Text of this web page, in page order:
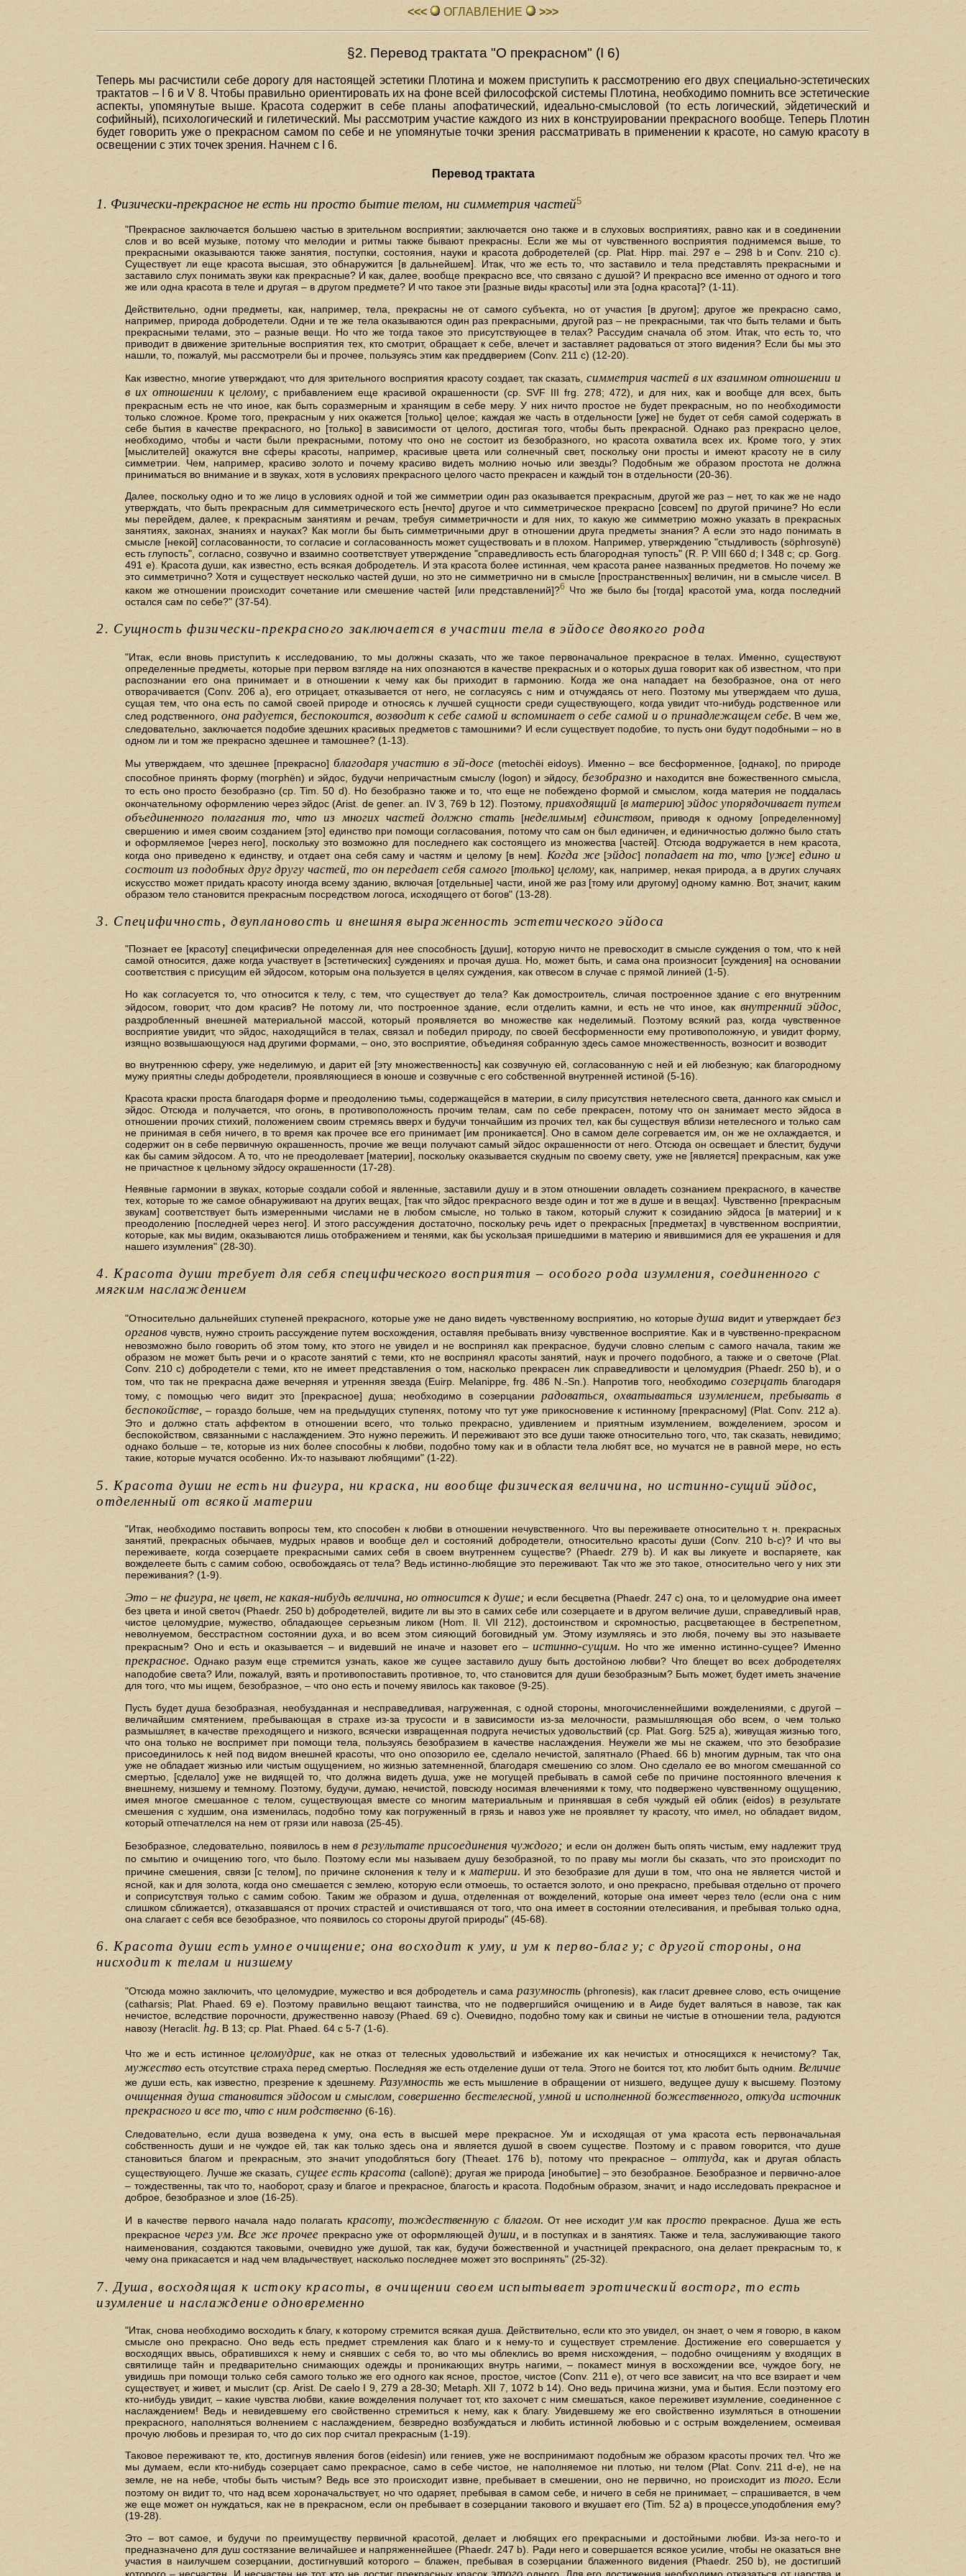
<<< ОГЛАВЛЕHИЕ >>>
§2. Перевод трактата "О прекрасном" (I 6)
Теперь мы расчистили себе дорогу для настоящей эстетики Плотина и можем приступить к рассмотрению его двух специально-эстетических
трактатов – I 6 и V 8. Чтобы правильно ориентировать их на фоне всей философской системы Плотина, необходимо помнить все эстетические
аспекты, упомянутые выше. Красота содержит в себе планы апофатический, идеально-смысловой (то есть логический, эйдетический и
софийный), психологический и гилетический. Мы рассмотрим участие каждого из них в конструировании прекрасного вообще. Теперь Плотин
будет говорить уже о прекрасном самом по себе и не упомянутые точки зрения рассматривать в применении к красоте, но самую красоту в
освещении с этих точек зрения. Начнем с I 6.
Перевод трактата
1. Физически-прекрасное не есть ни просто бытие телом, ни симметрия частей5
"Прекрасное заключается большею частью в зрительном восприятии; заключается оно также и в слуховых восприятиях, равно как и в соединении
слов и во всей музыке, потому что мелодии и ритмы также бывают прекрасны. Если же мы от чувственного восприятия поднимемся выше, то
прекрасными оказываются также занятия, поступки, состояния, науки и красота добродетелей (ср. Plat. Hipp. mai. 297 е – 298 b и Conv. 210 с).
Существует ли еще красота высшая, это обнаружится [в дальнейшем]. Итак, что же есть то, что заставило и тела представлять прекрасными и
заставило слух понимать звуки как прекрасные? И как, далее, вообще прекрасно все, что связано с душой? И прекрасно все именно от одного и того
же или одна красота в теле и другая – в другом предмете? И что такое эти [разные виды красоты] или эта [одна красота]? (1-11).
Действительно, одни предметы, как, например, тела, прекрасны не от самого субъекта, но от участия [в другом]; другое же прекрасно само,
например, природа добродетели. Одни и те же тела оказываются один раз прекрасными, другой раз – не прекрасными, так что быть телами и быть
прекрасными телами, это – разные вещи. Но что же тогда такое это присутствующее в телах? Рассудим сначала об этом. Итак, что есть то, что
приводит в движение зрительные восприятия тех, кто смотрит, обращает к себе, влечет и заставляет радоваться от этого видения? Если бы мы это
нашли, то, пожалуй, мы рассмотрели бы и прочее, пользуясь этим как преддверием (Conv. 211 с) (12-20).
Как известно, многие утверждают, что для зрительного восприятия красоту создает, так сказать,симметрия частей в их взаимном отношении и
в их отношении к целому, с прибавлением еще красивой окрашенности (ср. SVF III frg. 278; 472), и для них, как и вообще для всех, быть
прекрасным есть не что иное, как быть соразмерным и хранящим в себе меру. У них ничто простое не будет прекрасным, но по необходимости
только сложное. Кроме того, прекрасным у них окажется [только] целое; каждая же часть в отдельности [уже] не будет от себя самой содержать в
себе бытия в качестве прекрасного, но [только] в зависимости от целого, достигая того, чтобы быть прекрасной. Однако раз прекрасно целое,
необходимо, чтобы и части были прекрасными, потому что оно не состоит из безобразного, но красота охватила всех их. Кроме того, у этих
[мыслителей] окажутся вне сферы красоты, например, красивые цвета или солнечный свет, поскольку они просты и имеют красоту не в силу
симметрии. Чем, например, красиво золото и почему красиво видеть молнию ночью или звезды? Подобным же образом простота не должна
приниматься во внимание и в звуках, хотя в условиях прекрасного целого часто прекрасен и каждый тон в отдельности (20-36).
Далее, поскольку одно и то же лицо в условиях одной и той же симметрии один раз оказывается прекрасным, другой же раз – нет, то как же не надо
утверждать, что быть прекрасным для симметрического есть [нечто] другое и что симметрическое прекрасно [совсем] по другой причине? Но если
мы перейдем, далее, к прекрасным занятиям и речам, требуя симметричности и для них, то какую же симметрию можно указать в прекрасных
занятиях, законах, знаниях и науках? Как могли бы быть симметричными друг в отношении друга предметы знания? А если это надо понимать в
смысле [некой] согласованности, то согласие и согласованность может существовать и в плохом. Например, утверждению "стыдливость (söphrosynё)
есть глупость", согласно, созвучно и взаимно соответствует утверждение "справедливость есть благородная тупость" (R. Р. VIII 660 d; I 348 с; ср. Gorg.
491 е). Красота души, как известно, есть всякая добродетель. И эта красота более истинная, чем красота ранее названных предметов. Но почему же
это симметрично? Хотя и существует несколько частей души, но это не симметрично ни в смысле [пространственных] величин, ни в смысле чисел. В
каком же отношении происходит сочетание или смешение частей [или представлений]?6 Что же было бы [тогда] красотой ума, когда последний
остался сам по себе?" (37-54).
2. Сущность физически-прекрасного заключается в участии тела в эйдосе двоякого рода
"Итак, если вновь приступить к исследованию, то мы должны сказать, что же такое первоначальное прекрасное в телах. Именно, существуют
определенные предметы, которые при первом взгляде на них опознаются в качестве прекрасных и о которых душа говорит как об известном, что при
распознании его она принимает и в отношении к чему как бы приходит в гармонию. Когда же она нападает на безобразное, она от него
отворачивается (Conv. 206 а), его отрицает, отказывается от него, не согласуясь с ним и отчуждаясь от него. Поэтому мы утверждаем что душа,
сущая тем, что она есть по самой своей природе и относясь к лучшей сущности среди существующего, когда увидит что-нибудь родственное или
след родственного, она радуется, беспокоится, возводит к себе самой и вспоминает о себе самой и о принадлежащем себе. В чем же,
следовательно, заключается подобие здешних красивых предметов с тамошними? И если существует подобие, то пусть они будут подобными – но в
одном ли и том же прекрасно здешнее и тамошнее? (1-13).
Мы утверждаем, что здешнее [прекрасно] благодаря участию в эй-досе (metochёi eidoys). Именно – все бесформенное, [однако], по природе
способное принять форму (morphёn) и эйдос, будучи непричастным смыслу (logon) и эйдосу, безобразно и находится вне божественного смысла,
то есть оно просто безобразно (ср. Tim. 50 d). Но безобразно также и то, что еще не побеждено формой и смыслом, когда материя не поддалась
окончательному оформлению через эйдос (Arist. de gener. an. IV 3, 769 b 12). Поэтому,привходящий [в материю]эйдос упорядочивает путем
объединенного полагания то, что из многих частей должно стать[неделимым] единством,приводя к одному [определенному]
свершению и имея своим созданием [это] единство при помощи согласования, потому что сам он был единичен, и единичностью должно было стать
и оформляемое [через него], поскольку это возможно для последнего как состоящего из множества [частей]. Отсюда водружается в нем красота,
когда оно приведено к единству, и отдает она себя саму и частям и целому [в нем].Когда же[эйдос]попадает на то, что [уже] едино и
состоит из подобных друг другу частей, то он передает себя самого [только] целому, как, например, некая природа, а в других случаях
искусство может придать красоту иногда всему зданию, включая [отдельные] части, иной же раз [тому или другому] одному камню. Вот, значит, каким
образом тело становится прекрасным посредством логоса, исходящего от богов" (13-28).
3. Специфичность, двуплановость и внешняя выраженность эстетического эйдоса
"Познает ее [красоту] специфически определенная для нее способность [души], которую ничто не превосходит в смысле суждения о том, что к ней
самой относится, даже когда участвует в [эстетических] суждениях и прочая душа. Но, может быть, и сама она произносит [суждения] на основании
соответствия с присущим ей эйдосом, которым она пользуется в целях суждения, как отвесом в случае с прямой линией (1-5).
Но как согласуется то, что относится к телу, с тем, что существует до тела? Как домостроитель, сличая построенное здание с его внутренним
эйдосом, говорит, что дом красив? Не потому ли, что построенное здание, если отделить камни, и есть не что иное, каквнутренний эйдос,
раздробленный внешней материальной массой, который проявляется во множестве как неделимый. Поэтому всякий раз, когда чувственное
восприятие увидит, что эйдос, находящийся в телах, связал и победил природу, по своей бесформенности ему противоположную, и увидит форму,
изящно возвышающуюся над другими формами, – оно, это восприятие, объединяя собранную здесь самое множественность, возносит и возводит
во внутреннюю сферу, уже неделимую, и дарит ей [эту множественность] как созвучную ей, согласованную с ней и ей любезную; как благородному
мужу приятны следы добродетели, проявляющиеся в юноше и созвучные с его собственной внутренней истиной (5-16).
Красота краски проста благодаря форме и преодолению тьмы, содержащейся в материи, в силу присутствия нетелесного света, данного как смысл и
эйдос. Отсюда и получается, что огонь, в противоположность прочим телам, сам по себе прекрасен, потому что он занимает место эйдоса в
отношении прочих стихий, положением своим стремясь вверх и будучи тончайшим из прочих тел, как бы существуя вблизи нетелесного и только сам
не принимая в себя ничего, в то время как прочее все его принимает [им проникается]. Оно в самом деле согревается им, он же не охлаждается, и
содержит он в себе первичную окрашенность, прочие же вещи получают самый эйдос окрашенности от него. Отсюда он освещает и блестит, будучи
как бы самим эйдосом. А то, что не преодолевает [материи], поскольку оказывается скудным по своему свету, уже не [является] прекрасным, как уже
не причастное к цельному эйдосу окрашенности (17-28).
Неявные гармонии в звуках, которые создали собой и явленные, заставили душу и в этом отношении овладеть сознанием прекрасного, в качестве
тех, которые то же самое обнаруживают на других вещах, [так что эйдос прекрасного везде один и тот же в душе и в вещах]. Чувственно [прекрасным
звукам] соответствует быть измеренными числами не в любом смысле, но только в таком, который служит к созиданию эйдоса [в материи] и к
преодолению [последней через него]. И этого рассуждения достаточно, поскольку речь идет о прекрасных [предметах] в чувственном восприятии,
которые, как мы видим, оказываются лишь отображением и тенями, как бы ускользая пришедшими в материю и явившимися для ее украшения и для
нашего изумления" (28-30).
4. Красота души требует для себя специфического восприятия – особого рода изумления, соединенного с
мягким наслаждением
"Относительно дальнейших ступеней прекрасного, которые уже не дано видеть чувственному восприятию, но которыедуша видит и утверждаетбез
органов чувств, нужно строить рассуждение путем восхождения, оставляя пребывать внизу чувственное восприятие. Как и в чувственно-прекрасном
невозможно было говорить об этом тому, кто этого не увидел и не воспринял как прекрасное, будучи словно слепым с самого начала, таким же
образом не может быть речи и о красоте занятий с теми, кто не воспринял красоты занятий, наук и прочего подобного, а также и о светоче (Plat.
Conv. 210 с) добродетели с теми, кто не имеет представления о том, насколько прекрасен лик справедливости и целомудрия (Phaedr. 250 b), и о
том, что так не прекрасна даже вечерняя и утренняя звезда (Euirp. Melanippe, frg. 486 N.-Sn.). Напротив того, необходимосозерцатьблагодаря
тому, с помощью чего видит это [прекрасное] душа; необходимо в созерцаниирадоваться, охватываться изумлением, пребывать в
беспокойстве, – гораздо больше, чем на предыдущих ступенях, потому что тут уже прикосновение к истинному [прекрасному] (Plat. Conv. 212 а).
Это и должно стать аффектом в отношении всего, что только прекрасно, удивлением и приятным изумлением, вожделением, эросом и
беспокойством, связанными с наслаждением. Это нужно пережить. И переживают это все души также относительно того, что, так сказать, невидимо;
однако больше – те, которые из них более способны к любви, подобно тому как и в области тела любят все, но мучатся не в равной мере, но есть
такие, которые мучатся особенно. Их-то называют любящими" (1-22).
5. Красота души не есть ни фигура, ни краска, ни вообще физическая величина, но истинно-сущий эйдос,
отделенный от всякой материи
"Итак, необходимо поставить вопросы тем, кто способен к любви в отношении нечувственного. Что вы переживаете относительно т. н. прекрасных
занятий, прекрасных обычаев, мудрых нравов и вообще дел и состояний добродетели, относительно красоты души (Conv. 210 b-с)? И что вы
переживаете, когда созерцаете прекрасными самих себя в своем внутреннем существе? (Phaedr. 279 b). И как вы ликуете и воспаряете, как
вожделеете быть с самим собою, освобождаясь от тела? Ведь истинно-любящие это переживают. Так что же это такое, относительно чего у них эти
переживания? (1-9).
Это – не фигура, не цвет, не какая-нибудь величина, но относится к душе; и если бесцветна (Phaedr. 247 с) она, то и целомудрие она имеет
без цвета и иной светоч (Phaedr. 250 b) добродетелей, видите ли вы это в самих себе или созерцаете и в другом величие души, справедливый нрав,
чистое целомудрие, мужество, обладающее серьезным ликом (Hom. Il. VII 212), достоинством и скромностью, расцветающее в бестрепетном,
неволнуемом, бесстрастном состоянии духа, и во всем этом сияющий боговидный ум. Этому изумляясь и это любя, почему вы это называете
прекрасным? Оно и есть и оказывается – и видевший не иначе и назовет его –истинно-сущим.Но что же именно истинно-сущее? Именно
прекрасное. Однако разум еще стремится узнать, какое же сущее заставило душу быть достойною любви? Что блещет во всех добродетелях
наподобие света? Или, пожалуй, взять и противопоставить противное, то, что становится для души безобразным? Быть может, будет иметь значение
для того, что мы ищем, безобразное, – что оно есть и почему явилось как таковое (9-25).
Пусть будет душа безобразная, необузданная и несправедливая, нагруженная, с одной стороны, многочисленнейшими вожделениями, с другой –
величайшим смятением, пребывающая в страхе из-за трусости и в зависимости из-за мелочности, размышляющая обо всем, о чем только
размышляет, в качестве преходящего и низкого, всячески извращенная подруга нечистых удовольствий (ср. Plat. Gorg. 525 а), живущая жизнью того,
что она только не воспримет при помощи тела, пользуясь безобразием в качестве наслаждения. Неужели же мы не скажем, что это безобразие
присоединилось к ней под видом внешней красоты, что оно опозорило ее, сделало нечистой, запятнало (Phaed. 66 b) многим дурным, так что она
уже не обладает жизнью или чистым ощущением, но жизнью затемненной, благодаря смешению со злом. Оно сделало ее во многом смешанной со
смертью, [сделало] уже не видящей то, что должна видеть душа, уже не могущей пребывать в самой себе по причине постоянного влечения к
внешнему, низшему и темному. Поэтому, будучи, думаю, нечистой, повсюду носимая влечениями к тому, что подвержено чувственному ощущению,
имея многое смешанное с телом, существующая вместе со многим материальным и принявшая в себя чуждый ей облик (eidos) в результате
смешения с худшим, она изменилась, подобно тому как погруженный в грязь и навоз уже не проявляет ту красоту, что имел, но обладает видом,
который отпечатлелся на нем от грязи или навоза (25-45).
Безобразное, следовательно, появилось в немв результате присоединения чуждого; и если он должен быть опять чистым, ему надлежит труд
по смытию и очищению того, что было. Поэтому если мы называем душу безобразной, то по праву мы могли бы сказать, что это происходит по
причине смешения, связи [с телом], по причине склонения к телу и к материи. И это безобразие для души в том, что она не является чистой и
ясной, как и для золота, когда оно смешается с землею, которую если отмоешь, то остается золото, и оно прекрасно, пребывая отдельно от прочего
и соприсутствуя только с самим собою. Таким же образом и душа, отделенная от вожделений, которые она имеет через тело (если она с ним
слишком сближается), отказавшаяся от прочих страстей и очистившаяся от того, что она имеет в состоянии отелесивания, и пребывая только одна,
она слагает с себя все безобразное, что появилось со стороны другой природы" (45-68).
6. Красота души есть умное очищение; она восходит к уму, и ум к nepво-благ у; с другой стороны, она
нисходит к телам и низшему
"Отсюда можно заключить, что целомудрие, мужество и вся добродетель и самаразумность(phronesis), как гласит древнее слово, есть очищение
(catharsis; Plat. Phaed. 69 е). Поэтому правильно вещают таинства, что не подвергшийся очищению и в Аиде будет валяться в навозе, так как
нечистое, вследствие порочности, дружественно навозу (Phaed. 69 с). Очевидно, подобно тому как и свиньи не чистые в отношении тела, радуются
навозу (Heraclit.hg.В 13; ср. Plat. Phaed. 64 с 5-7 (1-6).
Что же и есть истинноецеломудрие, как не отказ от телесных удовольствий и избежание их как нечистых и относящихся к нечистому? Так,
мужествоесть отсутствие страха перед смертью. Последняя же есть отделение души от тела. Этого не боится тот, кто любит быть одним. Величие
же души есть, как известно, презрение к здешнему. Разумность же есть мышление в обращении от низшего, ведущее душу к высшему. Поэтому
очищенная душа становится эйдосом и смыслом, совершенно бестелесной, умной и исполненной божественного, откуда источник
прекрасного и все то, что с ним родственно(6-16).
Следовательно, если душа возведена к уму, она есть в высшей мере прекрасное. Ум и исходящая от ума красота есть первоначальная
собственность души и не чуждое ей, так как только здесь она и является душой в своем существе. Поэтому и с правом говорится, что душе
становиться благом и прекрасным, это значит уподобляться богу (Theaet. 176 b), потому что прекрасное –оттуда,как и другая область
существующего. Лучше же сказать, сущее есть красота(callonё); другая же природа [инобытие] – это безобразное. Безобразное и первично-алое
– тождественны, так что то, наоборот, сразу и благое и прекрасное, благость и красота. Подобным образом, значит, и надо исследовать прекрасное и
доброе, безобразное и злое (16-25).
И в качестве первого начала надо полагать красоту, тождественную с благом. От нее исходит умкак простопрекрасное. Душа же есть
прекрасное через ум. Все же прочее прекрасно уже от оформляющейдуши, и в поступках и в занятиях. Также и тела, заслуживающие такого
наименования, создаются таковыми, очевидно уже душой, так как, будучи божественной и участницей прекрасного, она делает прекрасным то, к
чему она прикасается и над чем владычествует, насколько последнее может это воспринять" (25-32).
7. Душа, восходящая к истоку красоты, в очищении своем испытывает эротический восторг, то есть
изумление и наслаждение одновременно
"Итак, снова необходимо восходить к благу, к которому стремится всякая душа. Действительно, если кто это увидел, он знает, о чем я говорю, в каком
смысле оно прекрасно. Оно ведь есть предмет стремления как благо и к нему-то и существует стремление. Достижение его совершается у
восходящих ввысь, обратившихся к нему и снявших с себя то, во что мы облеклись во время нисхождения, – подобно очищениям у входящих в
святилище тайн и предварительно снимающих одежды и проникающих внутрь нагими, – покамест минуя в восхождении все, чуждое богу, не
увидишь при помощи только себя самого только же его одного как ясное, простое, чистое (Conv. 211 е), от чего все зависит, на что все взирает и чем
существует, и живет, и мыслит (ср. Arist. De caelo I 9, 279 а 28-30; Metaph. XII 7, 1072 b 14). Оно ведь причина жизни, ума и бытия. Если поэтому его
кто-нибудь увидит, – какие чувства любви, какие вожделения получает тот, кто захочет с ним смешаться, какое переживет изумление, соединенное с
наслаждением! Ведь и невидевшему его свойственно стремиться к нему, как к благу. Увидевшему же его свойственно изумляться в отношении
прекрасного, наполняться волнением с наслаждением, безвредно возбуждаться и любить истинной любовью и с острым вожделением, осмеивая
прочую любовь и презирая то, что до сих пор считал прекрасным (1-19).
Таковое переживают те, кто, достигнув явления богов (eidesin) или гениев, уже не воспринимают подобным же образом красоты прочих тел. Что же
мы думаем, если кто-нибудь созерцает само прекрасное, само в себе чистое, не наполняемое ни плотью, ни телом (Plat. Conv. 211 d-е), не на
земле, не на небе, чтобы быть чистым? Ведь все это происходит извне, пребывает в смешении, оно не первично, но происходит из того. Если
поэтому он видит то, что над всем хороначальствует, но что одаряет, пребывая в самом себе, и ничего в себя не принимает, – спрашивается, в чем
же еще может он нуждаться, как не в прекрасном, если он пребывает в созерцании такового и вкушает его (Tim. 52 а) в процессе,уподобления ему?
(19-28).
Это – вот самое, и будучи по преимуществу первичной красотой, делает и любящих его прекрасными и достойными любви. Из-за него-то и
предназначено для душ состязание величайшее и напряженнейшее (Phaedr. 247 b). Ради него и совершается всякое усилие, чтобы не оказаться вне
участия в наилучшем созерцании, достигнувший которого – блажен, пребывая в созерцании блаженного видения (Phaedr. 250 b), не достигший
которого – несчастен. И несчастен не тот, кто не достиг прекрасных красокэтогоодного. Для его достижения необходимо отказаться от царства и